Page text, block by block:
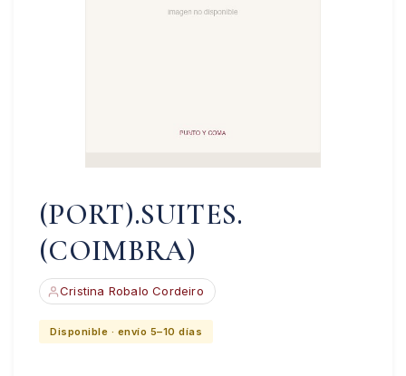
(PORT).SUITES.
(COIMBRA)
Cristina Robalo Cordeiro
Disponible · envío 5–10 días